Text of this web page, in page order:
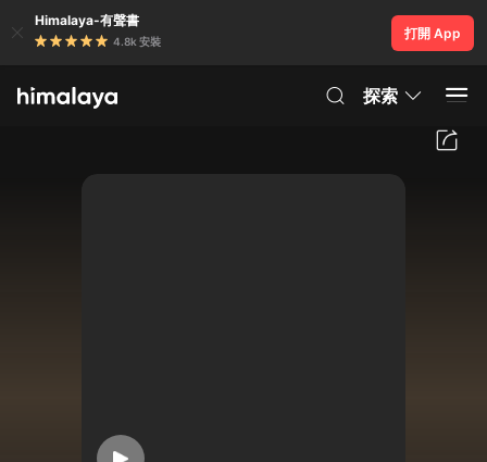
Himalaya-有聲書
4.8k 安裝
打開 App
探索